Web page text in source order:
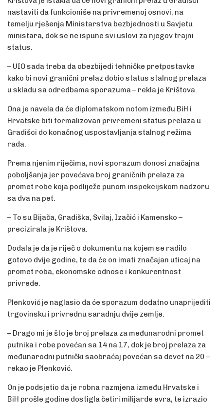
nastaviti da funkcioniše na privremenoj osnovi, na
temelju rješenja Ministarstva bezbjednosti u Savjetu
ministara, dok se ne ispune svi uslovi za njegov trajni
status.
– UIO sada treba da obezbijedi tehničke pretpostavke
kako bi novi granični prelaz dobio status stalnog prelaza
u skladu sa odredbama sporazuma – rekla je Krištova.
Ona je navela da će diplomatskom notom između BiH i
Hrvatske biti formalizovan privremeni status prelaza u
Gradišci do konačnog uspostavljanja stalnog režima
rada.
Prema njenim riječima, novi sporazum donosi značajna
poboljšanja jer povećava broj graničnih prelaza za
promet robe koja podliježe punom inspekcijskom nadzoru
sa dva na pet.
– To su Bijača, Gradiška, Svilaj, Izačić i Kamensko –
precizirala je Krištova.
Dodala je da je riječ o dokumentu na kojem se radilo
gotovo dvije godine, te da će on imati značajan uticaj na
promet roba, ekonomske odnose i konkurentnost
privrede.
Plenković je naglasio da će sporazum dodatno unaprijediti
trgovinsku i privrednu saradnju dvije zemlje.
– Drago mi je što je broj prelaza za međunarodni promet
putnika i robe povećan sa 14 na 17, dok je broj prelaza za
međunarodni putnički saobraćaj povećan sa devet na 20 –
rekao je Plenković.
On je podsjetio da je robna razmjena između Hrvatske i
BiH prošle godine dostigla četiri milijarde evra, te izrazio